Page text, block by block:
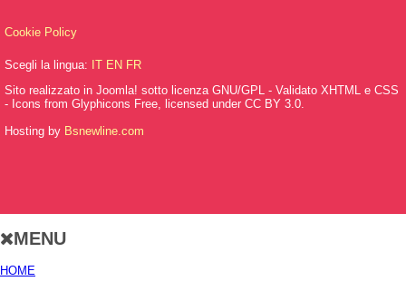
Cookie Policy
Scegli la lingua: IT EN FR
Sito realizzato in Joomla! sotto licenza GNU/GPL - Validato XHTML e CSS
- Icons from Glyphicons Free, licensed under CC BY 3.0.
Hosting by Bsnewline.com
MENU
HOME